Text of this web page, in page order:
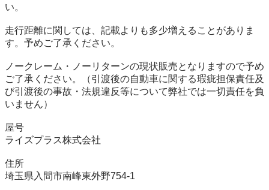
い。
走行距離に関しては、記載よりも多少増えることがありま
す。予めご了承ください。
ノークレーム・ノーリターンの現状販売となりますので予め
ご了承ください。（引渡後の自動車に関する瑕疵担保責任及
び引渡後の事故・法規違反等について弊社では一切責任を負
いません）
屋号
ライズプラス株式会社
住所
埼玉県入間市南峰東外野754-1